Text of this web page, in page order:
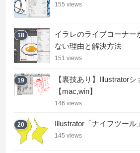
155 views
18
イラレのライブコーナー
ない理由と解決方法
151 views
19
【裏技あり】Illustrator
【mac,win】
146 views
20 Illustrator「ナイフツール
145 views